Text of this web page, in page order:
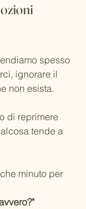
spesso
ignorare il
non esista.
di reprimere
tende a
minuto per